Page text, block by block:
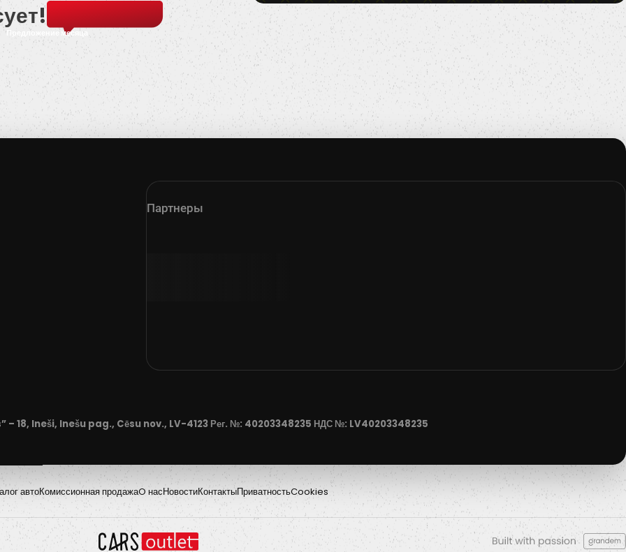
Предложение месяца
Партнеры
– 18, Ineši, Inešu pag., Cēsu nov., LV-4123 Рег. №: 40203348235 НДС №: LV40203348235
автоКомиссионная продажаO насНовостиКонтактыПриватностьCookies